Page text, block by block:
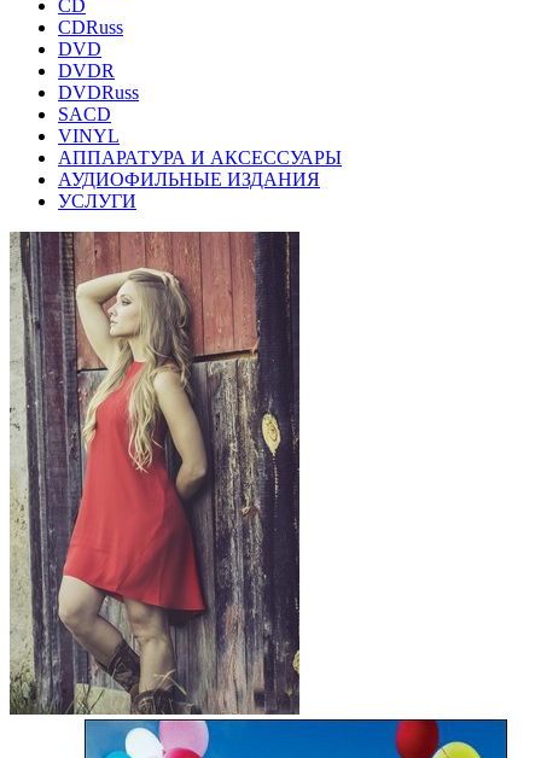
CD
CDRuss
DVD
DVDR
DVDRuss
SACD
VINYL
АППАРАТУРА И АКСЕССУАРЫ
АУДИОФИЛЬНЫЕ ИЗДАНИЯ
УСЛУГИ